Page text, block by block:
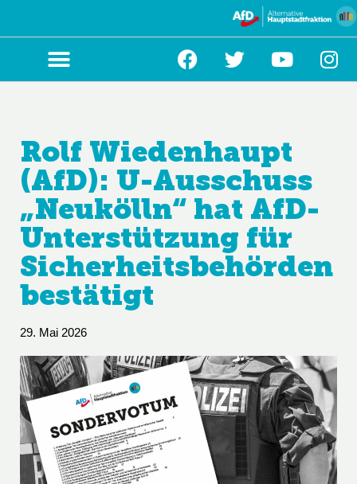
springen
Rolf Wiedenhaupt
(AfD): U-Ausschuss
„Neukölln“ hat AfD-
Unterstützung für
Sicherheitsbehörden
bestätigt
29. Mai 2026